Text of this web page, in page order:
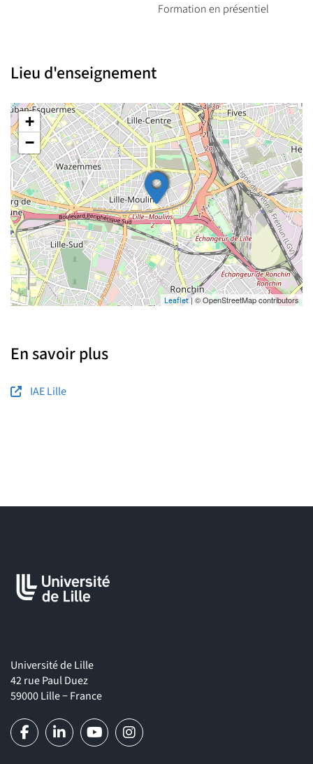
Formation en présentiel
Lieu d'enseignement
+
−
Leaflet| © OpenStreetMap contributors
En savoir plus
IAE Lille
Université de Lille
42 rue Paul Duez
59000 Lille − France